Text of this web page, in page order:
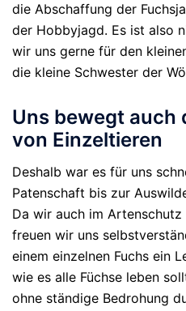
die Abschaffung der
der Hobbyjagd. Es ist also
wir uns gerne für den
die kleine Schwester der
Uns bewegt auch
von Einzeltieren
Deshalb war es für uns
Patenschaft bis zur
Da wir auch im
freuen wir uns
einem einzelnen Fuchs ein
wie es alle Füchse leben
ohne ständige Bedrohung